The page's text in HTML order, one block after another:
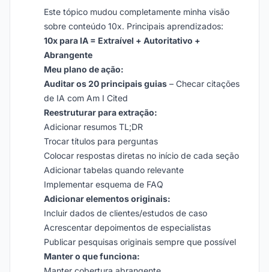
Este tópico mudou completamente minha visão
sobre conteúdo 10x. Principais aprendizados:
10x para IA = Extraível + Autoritativo +
Abrangente
Meu plano de ação:
Auditar os 20 principais guias – Checar citações
de IA com Am I Cited
Reestruturar para extração:
Adicionar resumos TL;DR
Trocar títulos para perguntas
Colocar respostas diretas no início de cada seção
Adicionar tabelas quando relevante
Implementar esquema de FAQ
Adicionar elementos originais:
Incluir dados de clientes/estudos de caso
Acrescentar depoimentos de especialistas
Publicar pesquisas originais sempre que possível
Manter o que funciona: